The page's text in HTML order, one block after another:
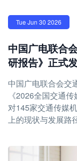
Tue Jun 30 2026
中国广电联合
研报告》正式
中国广电联合会交
《2026全国交通
对145家交通传媒
上的现状与发展路